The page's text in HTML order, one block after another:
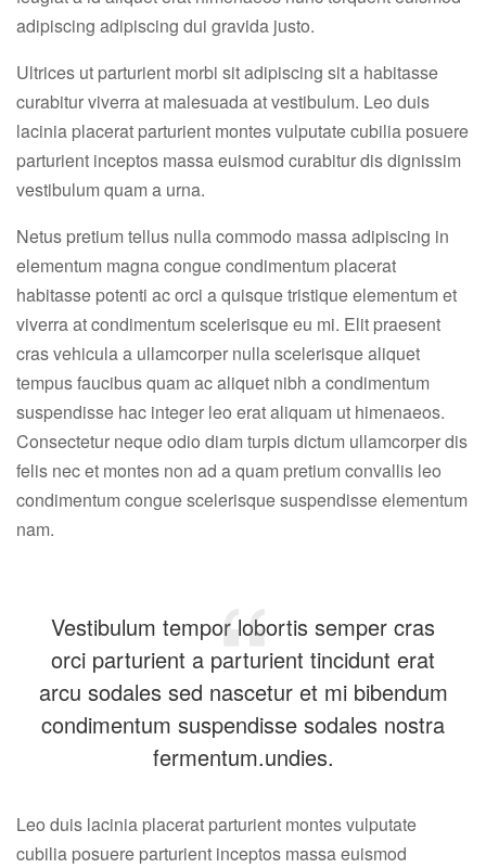
adipiscing adipiscing dui gravida justo.
Ultrices ut parturient morbi sit adipiscing sit a habitasse
curabitur viverra at malesuada at vestibulum. Leo duis
lacinia placerat parturient montes vulputate cubilia posuere
parturient inceptos massa euismod curabitur dis dignissim
vestibulum quam a urna.
Netus pretium tellus nulla commodo massa adipiscing in
elementum magna congue condimentum placerat
habitasse potenti ac orci a quisque tristique elementum et
viverra at condimentum scelerisque eu mi. Elit praesent
cras vehicula a ullamcorper nulla scelerisque aliquet
tempus faucibus quam ac aliquet nibh a condimentum
suspendisse hac integer leo erat aliquam ut himenaeos.
Consectetur neque odio diam turpis dictum ullamcorper dis
felis nec et montes non ad a quam pretium convallis leo
condimentum congue scelerisque suspendisse elementum
nam.
Vestibulum tempor lobortis semper cras
orci parturient a parturient tincidunt erat
arcu sodales sed nascetur et mi bibendum
condimentum suspendisse sodales nostra
fermentum.undies.
Leo duis lacinia placerat parturient montes vulputate
cubilia posuere parturient inceptos massa euismod